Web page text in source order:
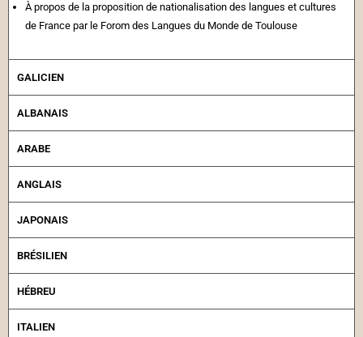
À propos de la proposition de nationalisation des langues et cultures
de France par le Forom des Langues du Monde de Toulouse
GALICIEN
ALBANAIS
ARABE
ANGLAIS
JAPONAIS
BRÉSILIEN
HÉBREU
ITALIEN